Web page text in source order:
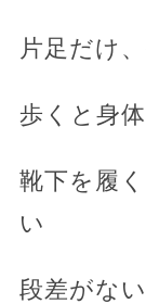
片足だけ
歩くと身
靴下を履
い
段差がな